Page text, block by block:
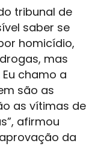
tribunal de
saber se
homicídio,
mas
chamo a
são as
as vítimas de
afirmou
da